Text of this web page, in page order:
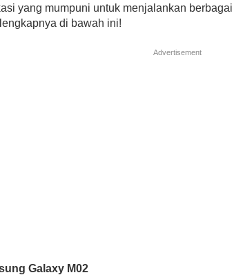
yang mumpuni untuk menjalankan
di bawah ini!
Advertisement
Galaxy M02